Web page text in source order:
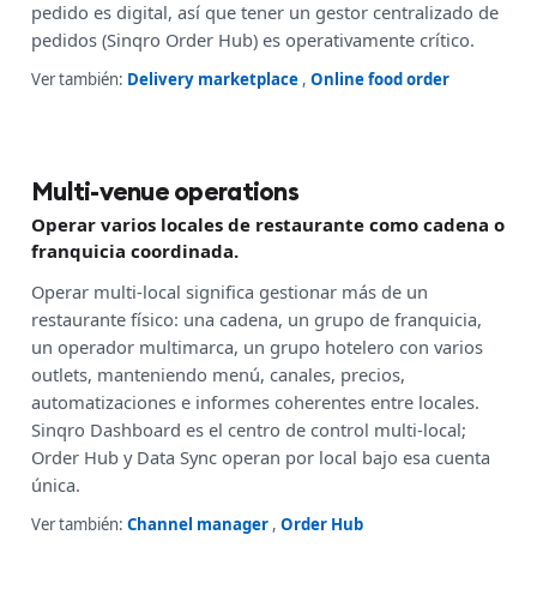
pedido es digital, así que tener un gestor centralizado de
pedidos (Sinqro Order Hub) es operativamente crítico.
Ver también: Delivery marketplace , Online food order
Multi-venue operations
Operar varios locales de restaurante como cadena o
franquicia coordinada.
Operar multi-local significa gestionar más de un
restaurante físico: una cadena, un grupo de franquicia,
un operador multimarca, un grupo hotelero con varios
outlets, manteniendo menú, canales, precios,
automatizaciones e informes coherentes entre locales.
Sinqro Dashboard es el centro de control multi-local;
Order Hub y Data Sync operan por local bajo esa cuenta
única.
Ver también: Channel manager , Order Hub